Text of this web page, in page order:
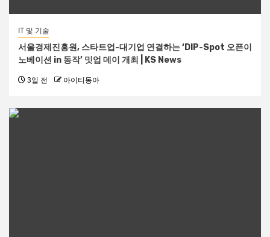
IT 및 기술
서울경제진흥원, 스타트업-대기업 연결하는 ‘DIP-Spot 오픈이
노베이션 in 동작’ 밋업 데이 개최 | KS News
3일 전 아이티동아